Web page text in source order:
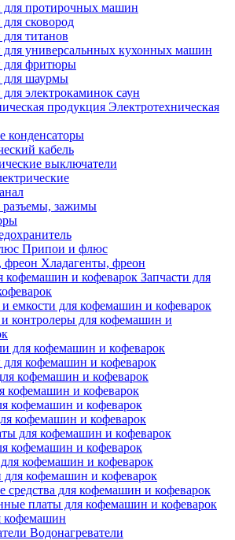
для протирочных машин
для сковород
для титанов
для универсальнных кухонных машин
для фритюры
для шаурмы
для электрокаминок саун
Электротехническая
конденсаторы
кабель
выключатели
зажимы
Припои и флюс
Хладагенты, фреон
Запчасти для
емкости для кофемашин и кофеварок
контролеры для кофемашин и
для кофемашин и кофеварок
кофемашин и кофеварок
кофемашин и кофеварок
кофемашин и кофеварок
кофемашин и кофеварок
кофемашин и кофеварок
для кофемашин и кофеварок
кофемашин и кофеварок
кофемашин и кофеварок
кофемашин и кофеварок
средства для кофемашин и кофеварок
платы для кофемашин и кофеварок
кофемашин
Водонагреватели